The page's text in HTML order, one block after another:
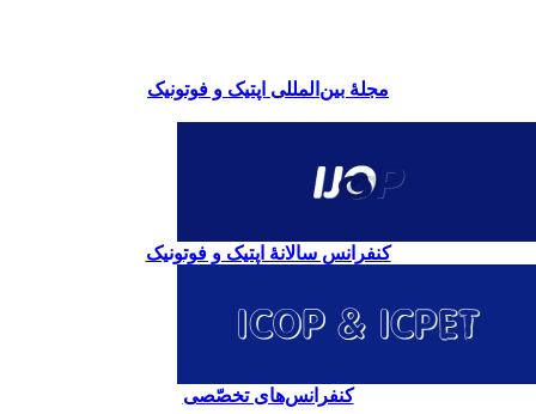
مجلۀ بین‌المللی اپتیک و فوتونیک
کنفرانس سالانۀ اپتیک و فوتونیک
کنفرانس‌های تخصّصی